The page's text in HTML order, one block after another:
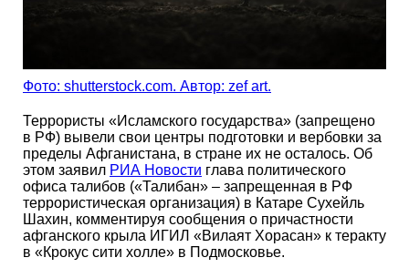
Фото: shutterstock.com. Автор: zef art.
Террористы «Исламского государства» (запрещено
в РФ) вывели свои центры подготовки и вербовки за
пределы Афганистана, в стране их не осталось. Об
этом заявил РИА Новости глава политического
офиса талибов («Талибан» – запрещенная в РФ
террористическая организация) в Катаре Сухейль
Шахин, комментируя сообщения о причастности
афганского крыла ИГИЛ «Вилаят Хорасан» к теракту
в «Крокус сити холле» в Подмосковье.